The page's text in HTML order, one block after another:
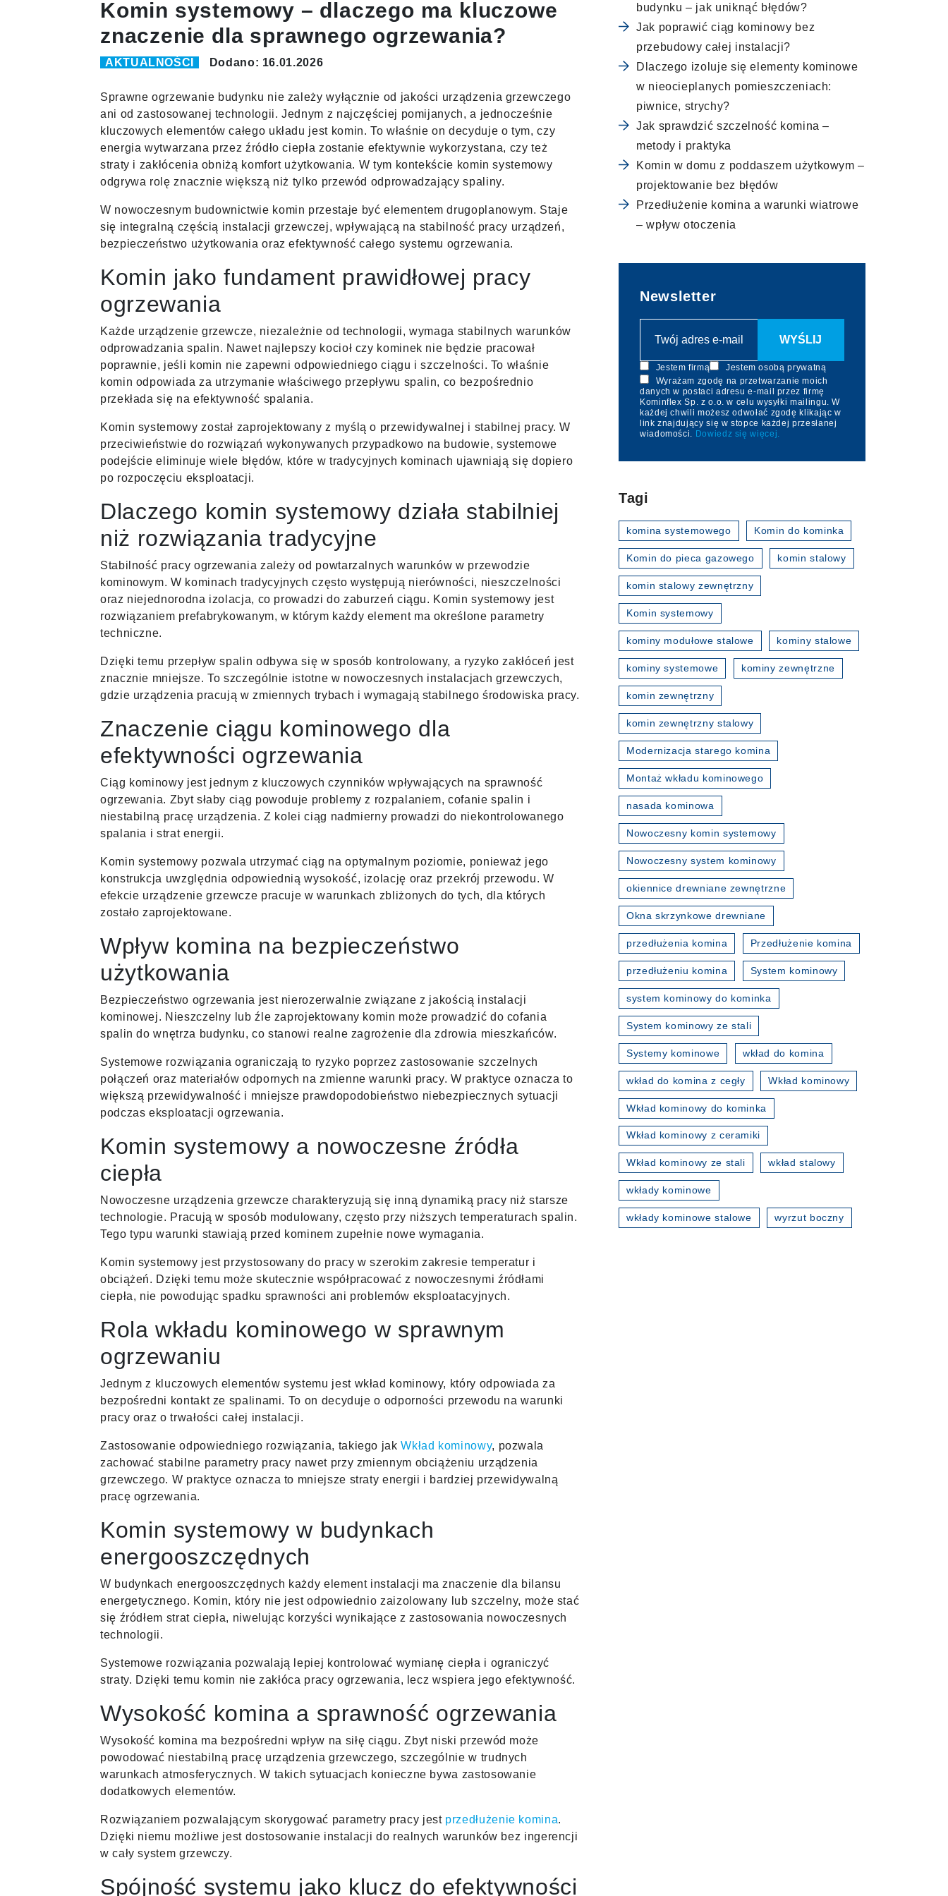
Komin systemowy – dlaczego ma kluczowe
znaczenie dla sprawnego ogrzewania?
AKTUALNOŚCI Dodano: 16.01.2026
Sprawne ogrzewanie budynku nie zależy wyłącznie od jakości urządzenia grzewczego
ani od zastosowanej technologii. Jednym z najczęściej pomijanych, a jednocześnie
kluczowych elementów całego układu jest komin. To właśnie on decyduje o tym, czy
energia wytwarzana przez źródło ciepła zostanie efektywnie wykorzystana, czy też
straty i zakłócenia obniżą komfort użytkowania. W tym kontekście komin systemowy
odgrywa rolę znacznie większą niż tylko przewód odprowadzający spaliny.
W nowoczesnym budownictwie komin przestaje być elementem drugoplanowym. Staje
się integralną częścią instalacji grzewczej, wpływającą na stabilność pracy urządzeń,
bezpieczeństwo użytkowania oraz efektywność całego systemu ogrzewania.
Komin jako fundament prawidłowej pracy
ogrzewania
Każde urządzenie grzewcze, niezależnie od technologii, wymaga stabilnych warunków
odprowadzania spalin. Nawet najlepszy kocioł czy kominek nie będzie pracował
poprawnie, jeśli komin nie zapewni odpowiedniego ciągu i szczelności. To właśnie
komin odpowiada za utrzymanie właściwego przepływu spalin, co bezpośrednio
przekłada się na efektywność spalania.
Komin systemowy został zaprojektowany z myślą o przewidywalnej i stabilnej pracy. W
przeciwieństwie do rozwiązań wykonywanych przypadkowo na budowie, systemowe
podejście eliminuje wiele błędów, które w tradycyjnych kominach ujawniają się dopiero
po rozpoczęciu eksploatacji.
Dlaczego komin systemowy działa stabilniej
niż rozwiązania tradycyjne
Stabilność pracy ogrzewania zależy od powtarzalnych warunków w przewodzie
kominowym. W kominach tradycyjnych często występują nierówności, nieszczelności
oraz niejednorodna izolacja, co prowadzi do zaburzeń ciągu. Komin systemowy jest
rozwiązaniem prefabrykowanym, w którym każdy element ma określone parametry
techniczne.
Dzięki temu przepływ spalin odbywa się w sposób kontrolowany, a ryzyko zakłóceń jest
znacznie mniejsze. To szczególnie istotne w nowoczesnych instalacjach grzewczych,
gdzie urządzenia pracują w zmiennych trybach i wymagają stabilnego środowiska pracy.
Znaczenie ciągu kominowego dla
efektywności ogrzewania
Ciąg kominowy jest jednym z kluczowych czynników wpływających na sprawność
ogrzewania. Zbyt słaby ciąg powoduje problemy z rozpalaniem, cofanie spalin i
niestabilną pracę urządzenia. Z kolei ciąg nadmierny prowadzi do niekontrolowanego
spalania i strat energii.
Komin systemowy pozwala utrzymać ciąg na optymalnym poziomie, ponieważ jego
konstrukcja uwzględnia odpowiednią wysokość, izolację oraz przekrój przewodu. W
efekcie urządzenie grzewcze pracuje w warunkach zbliżonych do tych, dla których
zostało zaprojektowane.
Wpływ komina na bezpieczeństwo
użytkowania
Bezpieczeństwo ogrzewania jest nierozerwalnie związane z jakością instalacji
kominowej. Nieszczelny lub źle zaprojektowany komin może prowadzić do cofania
spalin do wnętrza budynku, co stanowi realne zagrożenie dla zdrowia mieszkańców.
Systemowe rozwiązania ograniczają to ryzyko poprzez zastosowanie szczelnych
połączeń oraz materiałów odpornych na zmienne warunki pracy. W praktyce oznacza to
większą przewidywalność i mniejsze prawdopodobieństwo niebezpiecznych sytuacji
podczas eksploatacji ogrzewania.
Komin systemowy a nowoczesne źródła
ciepła
Nowoczesne urządzenia grzewcze charakteryzują się inną dynamiką pracy niż starsze
technologie. Pracują w sposób modulowany, często przy niższych temperaturach spalin.
Tego typu warunki stawiają przed kominem zupełnie nowe wymagania.
Komin systemowy jest przystosowany do pracy w szerokim zakresie temperatur i
obciążeń. Dzięki temu może skutecznie współpracować z nowoczesnymi źródłami
ciepła, nie powodując spadku sprawności ani problemów eksploatacyjnych.
Rola wkładu kominowego w sprawnym
ogrzewaniu
Jednym z kluczowych elementów systemu jest wkład kominowy, który odpowiada za
bezpośredni kontakt ze spalinami. To on decyduje o odporności przewodu na warunki
pracy oraz o trwałości całej instalacji.
Zastosowanie odpowiedniego rozwiązania, takiego jakWkład kominowy, pozwala
zachować stabilne parametry pracy nawet przy zmiennym obciążeniu urządzenia
grzewczego. W praktyce oznacza to mniejsze straty energii i bardziej przewidywalną
pracę ogrzewania.
Komin systemowy w budynkach
energooszczędnych
W budynkach energooszczędnych każdy element instalacji ma znaczenie dla bilansu
energetycznego. Komin, który nie jest odpowiednio zaizolowany lub szczelny, może stać
się źródłem strat ciepła, niwelując korzyści wynikające z zastosowania nowoczesnych
technologii.
Systemowe rozwiązania pozwalają lepiej kontrolować wymianę ciepła i ograniczyć
straty. Dzięki temu komin nie zakłóca pracy ogrzewania, lecz wspiera jego efektywność.
Wysokość komina a sprawność ogrzewania
Wysokość komina ma bezpośredni wpływ na siłę ciągu. Zbyt niski przewód może
powodować niestabilną pracę urządzenia grzewczego, szczególnie w trudnych
warunkach atmosferycznych. W takich sytuacjach konieczne bywa zastosowanie
dodatkowych elementów.
Rozwiązaniem pozwalającym skorygować parametry pracy jest przedłużenie komina.
Dzięki niemu możliwe jest dostosowanie instalacji do realnych warunków bez ingerencji
w cały system grzewczy.
Spójność systemu jako klucz do efektywności
budynku – jak uniknąć błędów?
Jak poprawić ciąg kominowy bez
przebudowy całej instalacji?
Dlaczego izoluje się elementy kominowe
w nieocieplanych pomieszczeniach:
piwnice, strychy?
Jak sprawdzić szczelność komina –
metody i praktyka
Komin w domu z poddaszem użytkowym –
projektowanie bez błędów
Przedłużenie komina a warunki wiatrowe
– wpływ otoczenia
Newsletter
Jestem firmą
Jestem osobą prywatną
Wyrażam zgodę na przetwarzanie moich
danych w postaci adresu e-mail przez firmę
Kominflex Sp. z o.o. w celu wysyłki mailingu. W
każdej chwili możesz odwołać zgodę klikając w
link znajdujący się w stopce każdej przesłanej
wiadomości. Dowiedz się więcej.
Tagi
komina systemowego Komin do kominka
Komin do pieca gazowego komin stalowy
komin stalowy zewnętrzny
Komin systemowy
kominy modułowe stalowe kominy stalowe
kominy systemowe kominy zewnętrzne
komin zewnętrzny
komin zewnętrzny stalowy
Modernizacja starego komina
Montaż wkładu kominowego
nasada kominowa
Nowoczesny komin systemowy
Nowoczesny system kominowy
okiennice drewniane zewnętrzne
Okna skrzynkowe drewniane
przedłużenia komina Przedłużenie komina
przedłużeniu komina System kominowy
system kominowy do kominka
System kominowy ze stali
Systemy kominowe wkład do komina
wkład do komina z cegły Wkład kominowy
Wkład kominowy do kominka
Wkład kominowy z ceramiki
Wkład kominowy ze stali wkład stalowy
wkłady kominowe
wkłady kominowe stalowe wyrzut boczny